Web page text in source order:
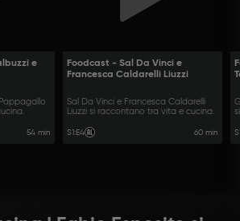
e
54 min
Foodcast - Sal Da Vinci e
Francesca Caldarelli Liuzzi
Sal Da Vinci e Francesca Caldarelli
Liuzzi si raccontano tra vita e cucina.
S1 :E4 60 min